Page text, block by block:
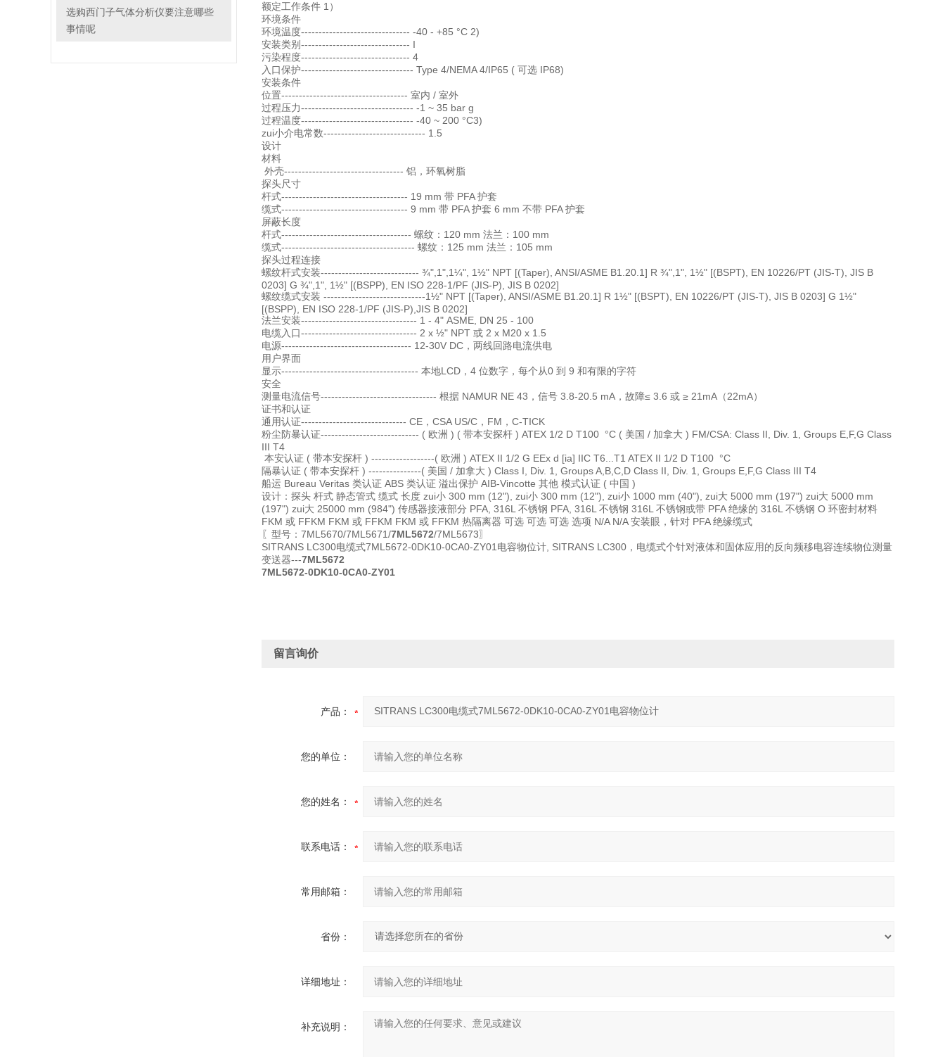
选购西门子气体分析仪要注意哪些
事情呢
额定工作条件 1）
环境条件
环境温度------------------------------- -40 - +85 °C 2)
安装类别------------------------------- I
污染程度------------------------------- 4
入口保护-------------------------------- Type 4/NEMA 4/IP65 ( 可选 IP68)
安装条件
位置------------------------------------ 室内 / 室外
过程压力-------------------------------- -1 ~ 35 bar g
过程温度-------------------------------- -40 ~ 200 °C3)
zui小介电常数----------------------------- 1.5
设计
材料
外壳---------------------------------- 铝，环氧树脂
探头尺寸
杆式------------------------------------ 19 mm 带 PFA 护套
缆式------------------------------------ 9 mm 带 PFA 护套 6 mm 不带 PFA 护套
屏蔽长度
杆式------------------------------------- 螺纹：120 mm 法兰：100 mm
缆式-------------------------------------- 螺纹：125 mm 法兰：105 mm
探头过程连接
螺纹杆式安装---------------------------- ¾",1",1¼", 1½" NPT [(Taper), ANSI/ASME B1.20.1] R ¾",1", 1½" [(BSPT), EN 10226/PT (JIS-T), JIS B
0203] G ¾",1", 1½" [(BSPP), EN ISO 228-1/PF (JIS-P), JIS B 0202]
螺纹缆式安装 -----------------------------1½" NPT [(Taper), ANSI/ASME B1.20.1] R 1½" [(BSPT), EN 10226/PT (JIS-T), JIS B 0203] G 1½"
[(BSPP), EN ISO 228-1/PF (JIS-P),JIS B 0202]
法兰安装--------------------------------- 1 - 4" ASME, DN 25 - 100
电缆入口--------------------------------- 2 x ½" NPT 或 2 x M20 x 1.5
电源------------------------------------- 12-30V DC，两线回路电流供电
用户界面
显示--------------------------------------- 本地LCD，4 位数字，每个从0 到 9 和有限的字符
安全
测量电流信号--------------------------------- 根据 NAMUR NE 43，信号 3.8-20.5 mA，故障≤ 3.6 或 ≥ 21mA（22mA）
证书和认证
通用认证------------------------------ CE，CSA US/C，FM，C-TICK
粉尘防暴认证---------------------------- ( 欧洲 ) ( 带本安探杆 ) ATEX 1/2 D T100 °C ( 美国 / 加拿大 ) FM/CSA: Class II, Div. 1, Groups E,F,G Class
III T4
本安认证 ( 带本安探杆 ) ------------------( 欧洲 ) ATEX II 1/2 G EEx d [ia] IIC T6...T1 ATEX II 1/2 D T100 °C
隔暴认证 ( 带本安探杆 ) ---------------( 美国 / 加拿大 ) Class I, Div. 1, Groups A,B,C,D Class II, Div. 1, Groups E,F,G Class III T4
船运 Bureau Veritas 类认证 ABS 类认证 溢出保护 AIB-Vincotte 其他 模式认证 ( 中国 )
设计：探头 杆式 静态管式 缆式 长度 zui小 300 mm (12"), zui小 300 mm (12"), zui小 1000 mm (40"), zui大 5000 mm (197") zui大 5000 mm
(197") zui大 25000 mm (984") 传感器接液部分 PFA, 316L 不锈钢 PFA, 316L 不锈钢 316L 不锈钢或带 PFA 绝缘的 316L 不锈钢 O 环密封材料
FKM 或 FFKM FKM 或 FFKM FKM 或 FFKM 热隔离器 可选 可选 可选 选项 N/A N/A 安装眼，针对 PFA 绝缘缆式
〖型号：7ML5670/7ML5671/7ML5672/7ML5673〗
SITRANS LC300电缆式7ML5672-0DK10-0CA0-ZY01电容物位计, SITRANS LC300，电缆式个针对液体和固体应用的反向频移电容连续物位测量
变送器---7ML5672
7ML5672-0DK10-0CA0-ZY01
留言询价
产品：
您的单位：
您的姓名：
联系电话：
常用邮箱：
省份：
详细地址：
补充说明：